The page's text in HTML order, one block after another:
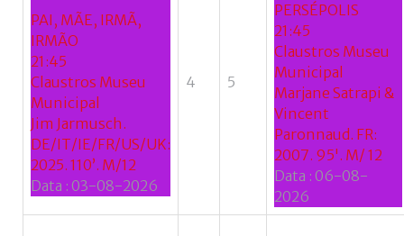
PAI, MÃE, IRMÃ,
IRMÃO
21:45
Claustros Museu
Municipal
Jim Jarmusch.
DE/IT/IE/FR/US/UK:
2025. 110’. M/12
Data : 03-08-2026
4 5
PERSÉPOLIS
21:45
Claustros Museu
Municipal
Marjane Satrapi &
Vincent
Paronnaud. FR:
2007. 95'. M/ 12
Data : 06-08-
2026